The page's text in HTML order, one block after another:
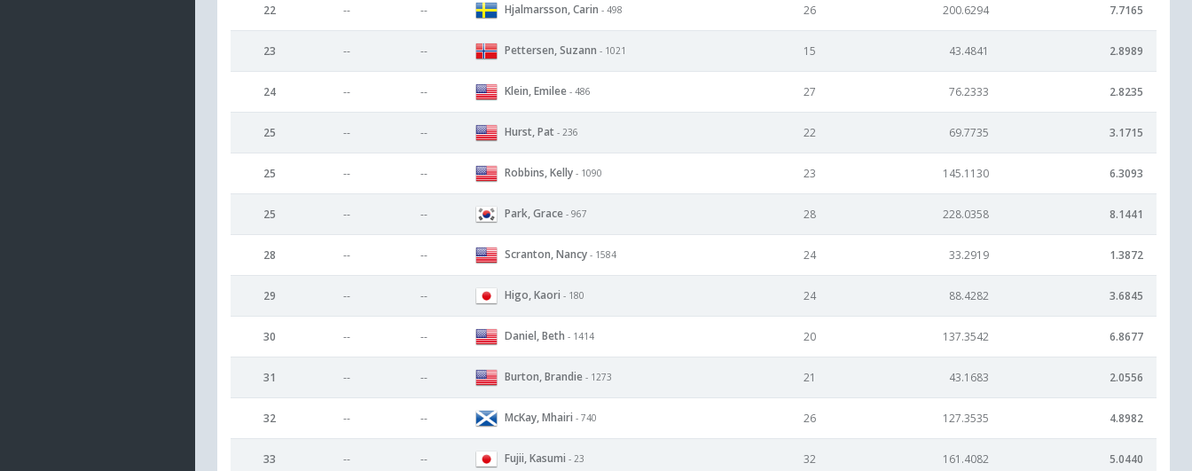
22 -- -- Hjalmarsson, Carin - 498 26 200.6294 7.7165
23 -- -- Pettersen, Suzann - 1021 15 43.4841 2.8989
24 -- -- Klein, Emilee - 486 27 76.2333 2.8235
25 -- -- Hurst, Pat - 236 22 69.7735 3.1715
25 -- -- Robbins, Kelly - 1090 23 145.1130 6.3093
25 -- -- Park, Grace - 967 28 228.0358 8.1441
28 -- -- Scranton, Nancy - 1584 24 33.2919 1.3872
29 -- -- Higo, Kaori - 180 24 88.4282 3.6845
30 -- -- Daniel, Beth - 1414 20 137.3542 6.8677
31 -- -- Burton, Brandie - 1273 21 43.1683 2.0556
32 -- -- McKay, Mhairi - 740 26 127.3535 4.8982
33 -- -- Fujii, Kasumi - 23 32 161.4082 5.0440